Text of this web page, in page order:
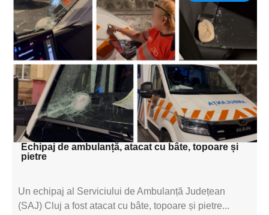
Adaugă aici textul pentru
subtitluAdaugă aici
textul pentru
subtitluAdaugă aici
textul pentru
subtitluAdaugă aici
textul pentru subti
Echipaj de ambulanță, atacat cu bâte, topoare și
pietre
Un echipaj al Serviciului de Ambulanță Județean
(SAJ) Cluj a fost atacat cu bâte, topoare și pietre...